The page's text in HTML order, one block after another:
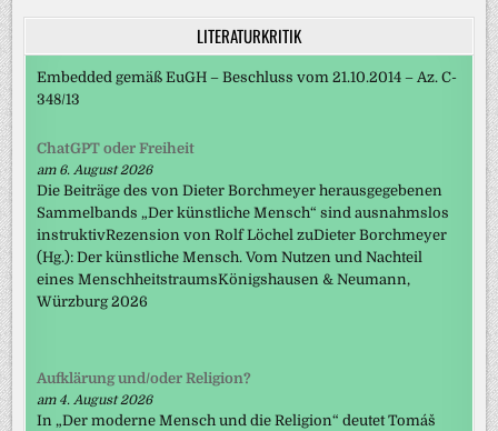
LITERATURKRITIK
Embedded gemäß EuGH – Beschluss vom 21.10.2014 – Az. C-
348/13
ChatGPT oder Freiheit
am 6. August 2026
Die Beiträge des von Dieter Borchmeyer herausgegebenen
Sammelbands „Der künstliche Mensch“ sind ausnahmslos
instruktivRezension von Rolf Löchel zuDieter Borchmeyer
(Hg.): Der künstliche Mensch. Vom Nutzen und Nachteil
eines MenschheitstraumsKönigshausen & Neumann,
Würzburg 2026
Aufklärung und/oder Religion?
am 4. August 2026
In „Der moderne Mensch und die Religion“ deutet Tomáš